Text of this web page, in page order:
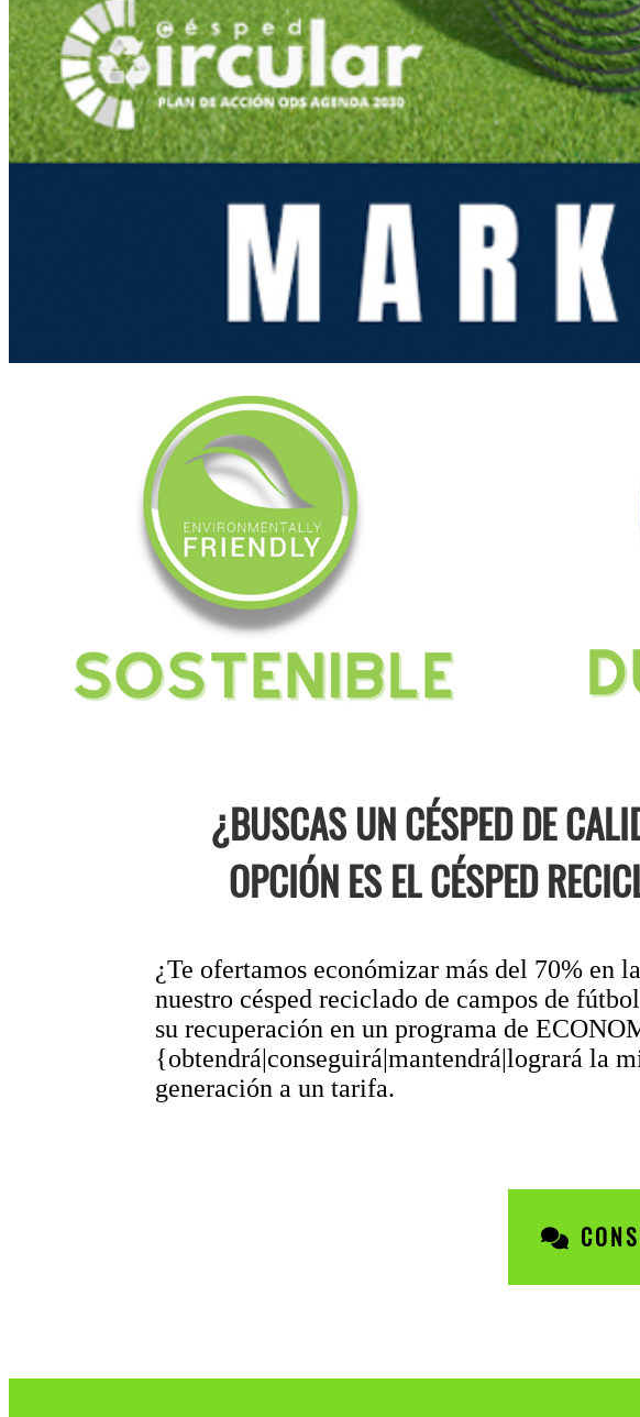
¿BUSCAS UN CÉSPED DE
OPCIÓN ES EL CÉSPED
¿Te ofertamos económizar más del 70% en
nuestro césped reciclado de campos de
su recuperación en un programa de
{obtendrá|conseguirá|mantendrá|logrará la
generación a un tarifa.